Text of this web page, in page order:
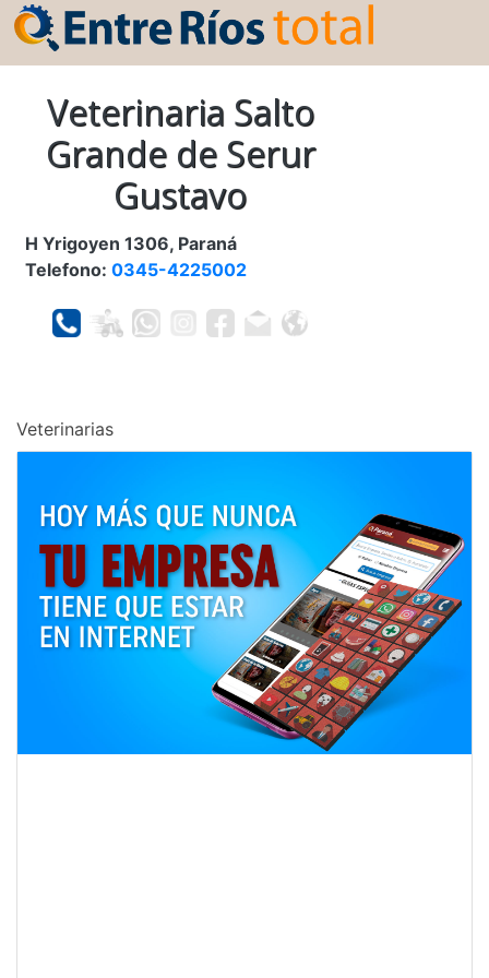
Veterinaria Salto
Grande de Serur
Gustavo
H Yrigoyen 1306, Paraná
Telefono: 0345-4225002
Veterinarias